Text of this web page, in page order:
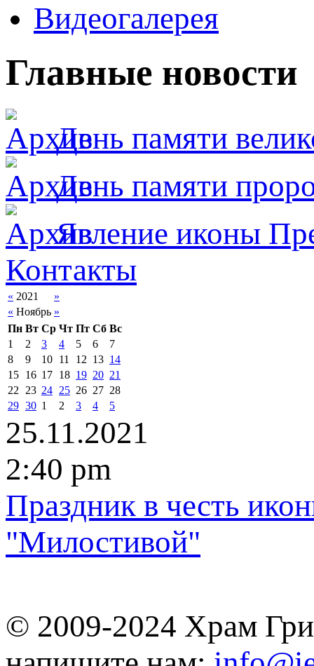
Видеогалерея
Главные новости
День памяти
День памяти
Явлeние иконы
Контакты
« 2021
»
« Ноябрь »
Пн Вт Ср Чт Пт Сб Вс
1
2 3 4 5 6
7
8
9 10 11 12 13 14
15 16 17 18 19 20 21
22
23 24 25 26 27 28
29 30 1 2 3 4 5
25.11.2021
2:40 pm
Праздник в честь
"Милостивой"
© 2009-2024 Храм